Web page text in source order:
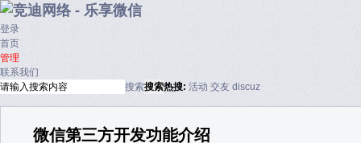
登录
首页
管理
联系我们
搜索搜索热搜: 活动 交友 discuz
微信第三方开发功能介绍